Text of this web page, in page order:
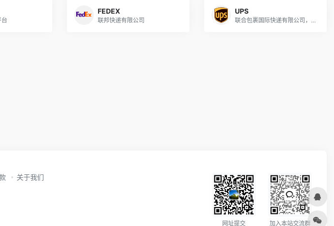
台
FEDEX
联邦快递有限公司
UPS
联合包裹国际快递有限公司，总部位于美国
关于我们
网址提交 加入本站交流群